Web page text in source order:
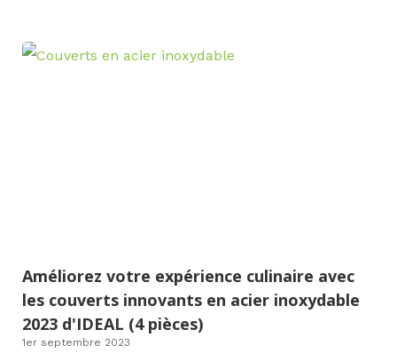
Améliorez votre expérience culinaire avec
les couverts innovants en acier inoxydable
2023 d'IDEAL (4 pièces)
1er septembre 2023